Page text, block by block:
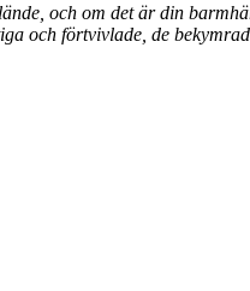
och om det är din
och förtvivlade, de